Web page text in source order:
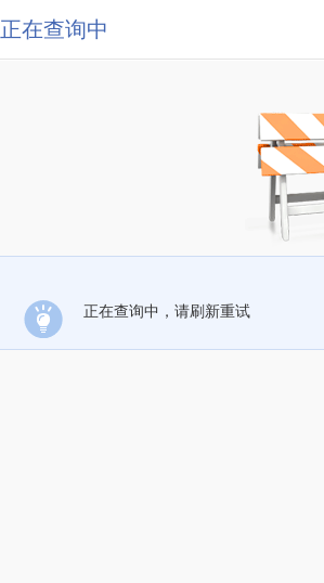
正在查询中
正在查询中，请刷新重试